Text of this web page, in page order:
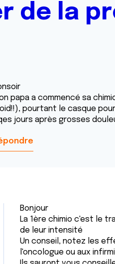
de la
papa a commencé sa
pourtant le casque
jours après grosses
Bonjour
La 1ère chimio c'est le
de leur intensité
Un conseil, notez les
l'oncologue ou aux